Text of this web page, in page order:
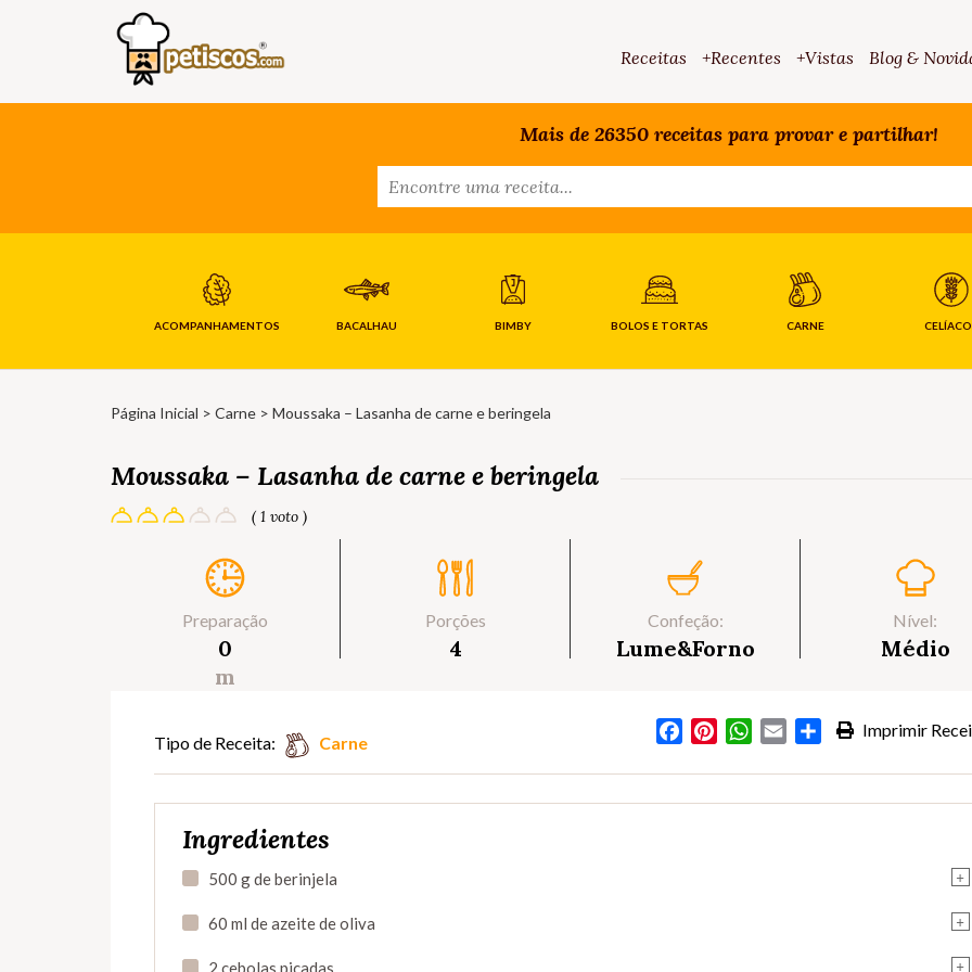
Receitas +Recentes +Vistas Blog &
Mais de 26350 receitas para provar e partilhar!
ACOMPANHAMENTOS BACALHAU BIMBY BOLOS E TORTAS CARNE
Página Inicial > Carne > Moussaka – Lasanha de carne e beringela
Moussaka – Lasanha de carne e beringela
( 1 voto )
Preparação
0
m
Porções
4
Confeção:
Lume&Forno
Nível:
Médio
Imprimir
FacebookPinterestWhatsApp
Email Partilhar
Tipo de Receita: Carne
Ingredientes
+
500 g de berinjela
+
60 ml de azeite de oliva
+
2 cebolas picadas